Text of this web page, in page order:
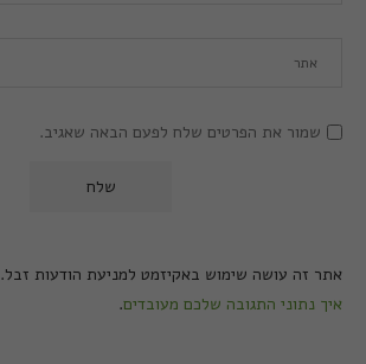
שמור את הפרטים שלח לפעם הבאה שאגיב.
אתר זה עושה שימוש באקיזמט למניעת הודעות זבל.
איך נתוני התגובה שלכם מעובדים.